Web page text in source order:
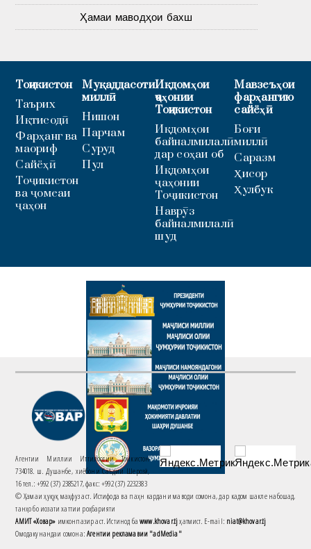
Ҳамаи маводҳои бахш
Тоҷикистон
Таърих
Иқтисодӣ
Фарҳанг ва
маориф
Сайёҳӣ
Тоҷикистон
ва ҷомеаи
ҷаҳон
Муқаддасоти
миллӣ
Нишон
Парчам
Суруд
Пул
Иқдомҳои
ҷаҳонии
Тоҷикистон
Иқдомҳои
байналмилалӣ
дар соҳаи об
Иқдомҳои
ҷаҳонии
Тоҷикистон
Наврӯз
байналмилалӣ
шуд
Мавзеъҳои
фарҳангию
сайёҳӣ
Боғи
миллӣ
Саразм
Ҳисор
Ҳулбук
Агентии Миллии Иттилоотии Тоҷикистон
734018. ш. Душанбе, хиёбони Саъдии Шерозӣ,
16 тел.: +992 (37) 2385217, факс: +992 (37) 2232383
© Ҳамаи ҳуқуқ маҳфуз аст. Истифода ва паҳн кардани маводи сомона, дар кадом шакле набошад,
танҳо бо иҷозати хаттии роҳбарияти
АМИТ «Ховар» имконпазир аст. Истинод баwww.khovar.tjҳатмист. E-mail: niat@khovar.tj
Омодакунандаи сомона:Агентии рекламавии "adMedia"